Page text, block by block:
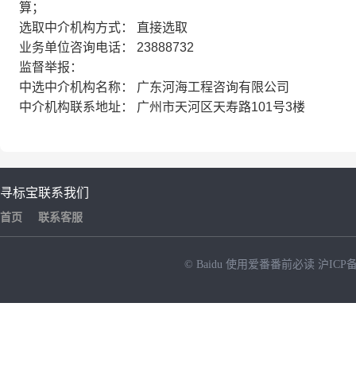
算；
选取中介机构方式： 直接选取
业务单位咨询电话： 23888732
监督举报：
中选中介机构名称： 广东河海工程咨询有限公司
中介机构联系地址： 广州市天河区天寿路101号3楼
寻标宝
首页
联系我们
联系客服
© Baidu 使用爱番番前必读 沪ICP